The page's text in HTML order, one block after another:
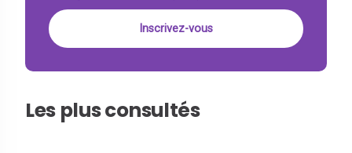
Les plus consultés